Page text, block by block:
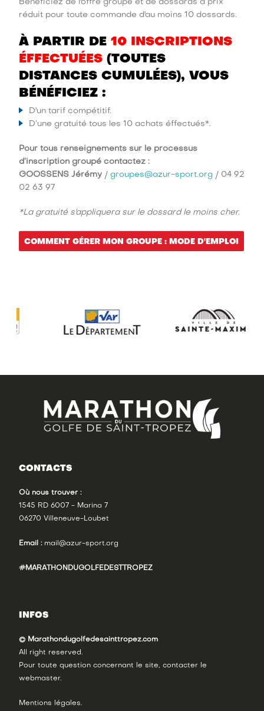
Bénéficiez de l'offre groupe et de dossards à prix
réduit pour toute commande d'au moins 10 dossards.
À PARTIR DE10 INSCRIPTIONS
ÉFFECTUÉES (TOUTES
DISTANCES CUMULÉES), VOUS
BÉNÉFICIEZ :
D'un tarif compétitif.
D’une gratuité tous les 10 achats éffectués*.
Pour tous renseignements sur le processus
d’inscription groupé contactez :
GOOSSENS Jérémy /groupes@azur-sport.org / 04 92
02 63 97
*La gratuité s'appliquera sur le dossard le moins cher.
COMMENT GÉRER MON GROUPE : MODE D'EMPLOI
CONTACTS
Où nous trouver :
1545 RD 6007 - Marina 7
06270 Villeneuve-Loubet
Email : mail@azur-sport.org
#MARATHONDUGOLFEDESTTROPEZ
INFOS
© Marathondugolfedesainttropez.com
All right reserved.
Pour toute question concernant le site, contacter le
webmaster.
Mentions légales.